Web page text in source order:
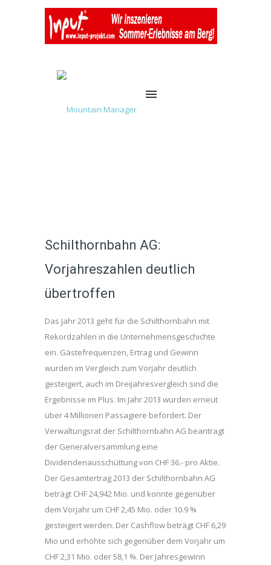
Schilthornbahn AG:
Vorjahreszahlen deutlich
übertroffen
Das Jahr 2013 geht für die Schilthornbahn mit
Rekordzahlen in die Unternehmensgeschichte
ein. Gästefrequenzen, Ertrag und Gewinn
wurden im Vergleich zum Vorjahr deutlich
gesteigert, auch im Dreijahresvergleich sind die
Ergebnisse im Plus. Im Jahr 2013 wurden erneut
über 4 Millionen Passagiere befördert. Der
Verwaltungsrat der Schilthornbahn AG beantragt
der Generalversammlung eine
Dividendenausschüttung von CHF 36.- pro Aktie.
Der Gesamtertrag 2013 der Schilthornbahn AG
beträgt CHF 24,942 Mio. und konnte gegenüber
dem Vorjahr um CHF 2,45 Mio. oder 10.9 %
gesteigert werden. Der Cashflow beträgt CHF 6,29
Mio und erhöhte sich gegenüber dem Vorjahr um
CHF 2,31 Mio. oder 58,1 %. Der Jahresgewinn